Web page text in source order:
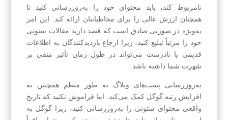
نامربوط کند، باید محتوای خود را به‌روزرسانی کنید تا
همچنان ارزش عالی را برای مخاطبانتان ارائه کند. این امر
به‌ویژه در صورتی صادق است که قصد دارید مقالات ستونی
خود را مرتباً تبلیغ کنید، زیرا ارجاع بازدیدکنندگان به اطلاعات
قدیمی یا نادرست می‌تواند در طول زمان تأثیر منفی بر
شهرت شما داشته باشد.
به‌روزرسانی پست‌های وبلاگ به طور منظم همچنین به
افزایش رتبه گوگل کمک می‌کند. اما فراموش نکنید که تاریخ
واقعی محتوای ستونی را به‌روزرسانی کنید، زیرا گوگل به